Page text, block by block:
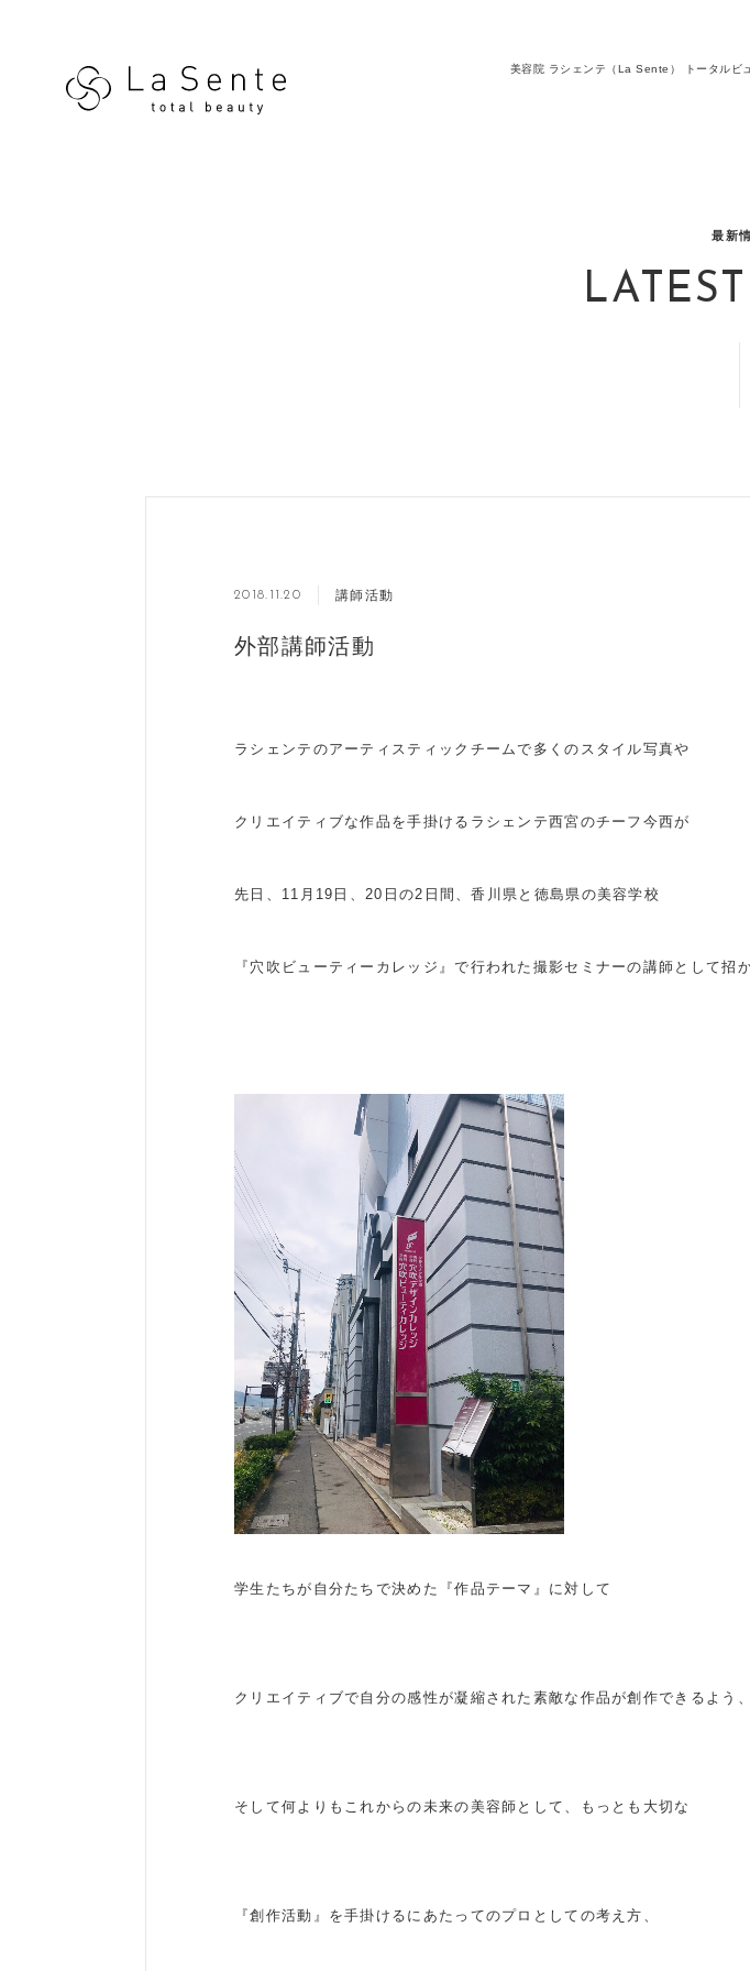
美容院 ラシェンテ（La Sente） トータルビ
最新
2018.11.20 講師活動
外部講師活動
ラシェンテのアーティスティックチームで多くのスタイル写真や
クリエイティブな作品を手掛けるラシェンテ西宮のチーフ今西が
先日、11月19日、20日の2日間、香川県と徳島県の美容学校
『穴吹ビューティーカレッジ』で行われた撮影セミナーの講師として招
学生たちが自分たちで決めた『作品テーマ』に対して
クリエイティブで自分の感性が凝縮された素敵な作品が創作できるよう、
そして何よりもこれからの未来の美容師として、もっとも大切な
『創作活動』を手掛けるにあたってのプロとしての考え方、